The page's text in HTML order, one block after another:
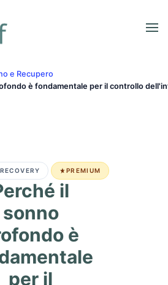
e Recupero
è fondamentale per il controllo
PREMIUM
il
sonno
è
per il